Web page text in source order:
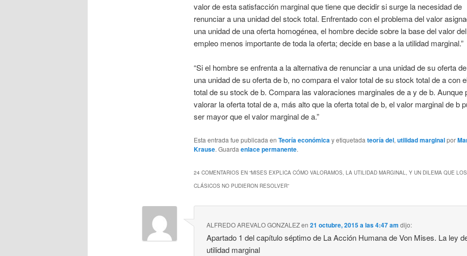
valor de esta satisfacción marginal que tiene que decidir si surge la necesidad de
renunciar a una unidad del stock total. Enfrentado con el problema del valor
una unidad de una oferta homogénea, el hombre decide sobre la base del valor
empleo menos importante de toda la oferta; decide en base a la utilidad marginal.”
“Si el hombre se enfrenta a la alternativa de renunciar a una unidad de su oferta
una unidad de su oferta de b, no compara el valor total de su stock total de a con
total de su stock de b. Compara las valoraciones marginales de a y de b. Aunque
valorar la oferta total de a, más alto que la oferta total de b, el valor marginal de b
ser mayor que el valor marginal de a.”
Esta entrada fue publicada en Teoría económicay etiquetada teoría del, utilidad marginalpor
Krause. Guarda enlace permanente.
24 COMENTARIOS EN “MISES EXPLICA CÓMO VALORAMOS, LA UTILIDAD MARGINAL, Y UN DILEMA QUE LOS
CLÁSICOS NO PUDIERON RESOLVER”
ALFREDO AREVALO GONZALEZen21 octubre, 2015 a las 4:47 am dijo:
Apartado 1 del capítulo séptimo de La Acción Humana de Von Mises. La ley
utilidad marginal